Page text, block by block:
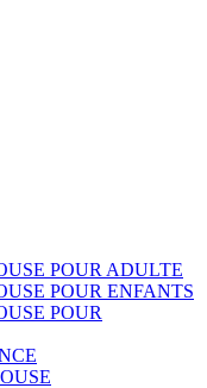
POUR ADULTE
POUR ENFANTS
POUR